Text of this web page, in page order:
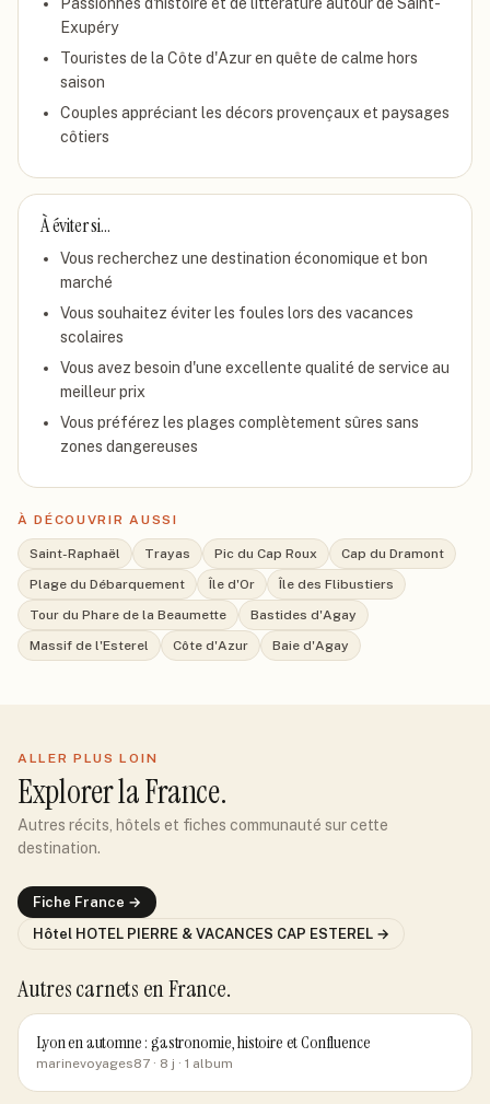
Exupéry
Touristes de la Côte d'Azur en quête de calme hors
saison
Couples appréciant les décors provençaux et paysages
côtiers
À éviter si…
Vous recherchez une destination économique et bon
marché
Vous souhaitez éviter les foules lors des vacances
scolaires
Vous avez besoin d'une excellente qualité de service au
meilleur prix
Vous préférez les plages complètement sûres sans
zones dangereuses
À DÉCOUVRIR AUSSI
Saint-Raphaël Trayas Pic du Cap Roux
Cap du Dramont
Plage du Débarquement
Île d'Or
Île des Flibustiers
Tour du Phare de la Beaumette
Bastides d'Agay
Massif de l'Esterel
Côte d'Azur Baie d'Agay
ALLER PLUS LOIN
Explorerla France.
Autres récits, hôtels et fiches communauté sur cette
destination.
Fiche France →
Hôtel HOTEL PIERRE & VACANCES CAP ESTEREL →
Autres carnets en France.
Lyon en automne : gastronomie, histoire et Confluence
marinevoyages87 · 8 j · 1 album